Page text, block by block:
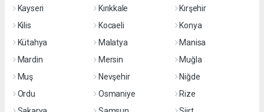
Kayseri
Kırıkkale
Kırşehir
Kilis
Kocaeli
Konya
Kütahya
Malatya
Manisa
Mardin
Mersin
Muğla
Muş
Nevşehir
Niğde
Ordu
Osmaniye
Rize